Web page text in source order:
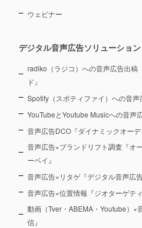
ウェビナー
デジタル音声広告ソリューション
radiko（ラジコ）への音声広告出稿
ド』
Spotify（スポティファイ）への音声
YouTubeとYoutube Musicへの音声
音声広告DCO『ダイナミックオーデ
音声広告×ブランドリフト調査『オ
ーベイ』
音声広告×リタゲ『デジタル音声広
音声広告×位置情報『ジオターゲテ
動画（Tver・ABEMA・Youtube）×
信』